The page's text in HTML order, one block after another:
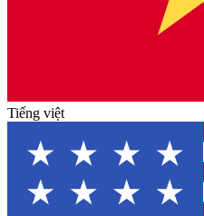
Tiếng việt